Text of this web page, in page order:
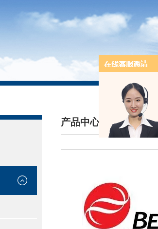
产品中心
/ PRODUCTS CENTER